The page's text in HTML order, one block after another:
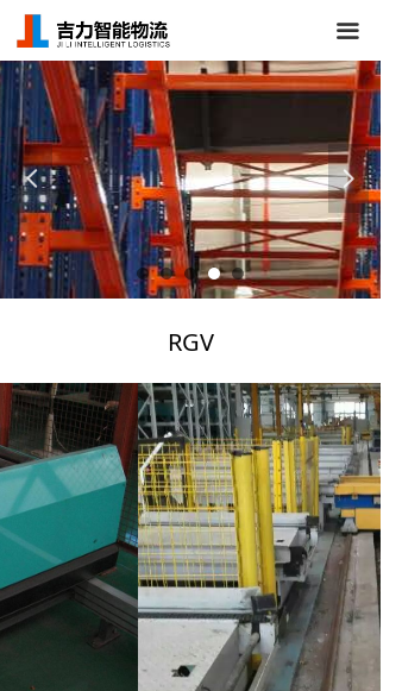
넳 넲
끀
关于我们
仓储货架
立体库货架
AGV/RGV小车
仓库管理系统
成功案例
联系我们
RGV